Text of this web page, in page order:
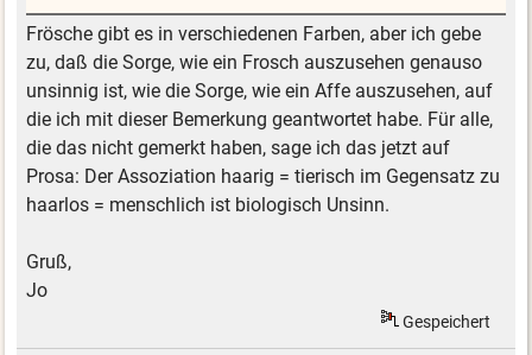
Frösche gibt es in verschiedenen Farben, aber ich gebe
zu, daß die Sorge, wie ein Frosch auszusehen genauso
unsinnig ist, wie die Sorge, wie ein Affe auszusehen, auf
die ich mit dieser Bemerkung geantwortet habe. Für alle,
die das nicht gemerkt haben, sage ich das jetzt auf
Prosa: Der Assoziation haarig = tierisch im Gegensatz zu
haarlos = menschlich ist biologisch Unsinn.
Gruß,
Jo
Gespeichert